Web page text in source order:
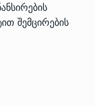
შემცირების